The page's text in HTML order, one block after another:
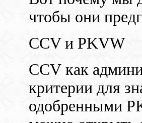
чтобы они
CCV и PKVW
CCV как
критерии для
одобренными